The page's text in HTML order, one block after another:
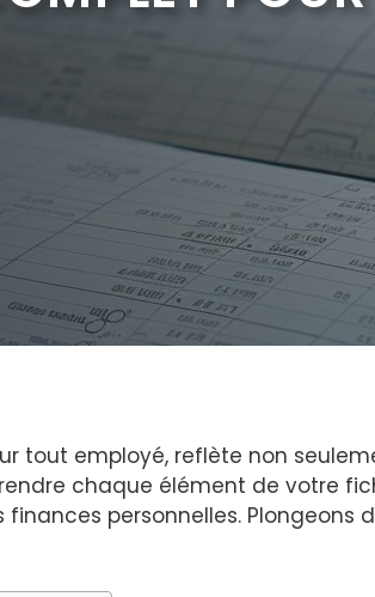
tout employé, reflète non
chaque élément de votre
personnelles.